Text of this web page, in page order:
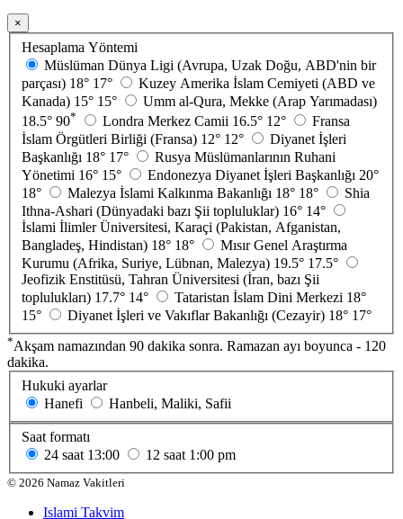
×
Hesaplama Yöntemi
Müslüman Dünya Ligi (Avrupa, Uzak Doğu, ABD'nin bir
parçası) 18° 17°
Kuzey Amerika İslam Cemiyeti (ABD ve
Kanada) 15° 15°
Umm al-Qura, Mekke (Arap Yarımadası)
18.5° 90* Londra Merkez Camii 16.5° 12°
Fransa
İslam Örgütleri Birliği (Fransa) 12° 12°
Diyanet İşleri
Başkanlığı 18° 17°
Rusya Müslümanlarının Ruhani
Yönetimi 16° 15° Endonezya Diyanet İşleri Başkanlığı 20°
18°
Malezya İslami Kalkınma Bakanlığı 18° 18°
Shia
Ithna-Ashari (Dünyadaki bazı Şii topluluklar) 16° 14°
İslami İlimler Üniversitesi, Karaçi (Pakistan, Afganistan,
Bangladeş, Hindistan) 18° 18°
Mısır Genel Araştırma
Kurumu (Afrika, Suriye, Lübnan, Malezya) 19.5° 17.5°
Jeofizik Enstitüsü, Tahran Üniversitesi (İran, bazı Şii
toplulukları) 17.7° 14° Tataristan İslam Dini Merkezi 18°
15°
Diyanet İşleri ve Vakıflar Bakanlığı (Cezayir) 18° 17°
*Akşam namazından 90 dakika sonra. Ramazan ayı boyunca - 120
dakika.
Hukuki ayarlar
Hanefi
Hanbeli, Maliki, Safii
Saat formatı
24 saat 13:00 12 saat 1:00 pm
© 2026 Namaz Vakitleri
Islami Takvim